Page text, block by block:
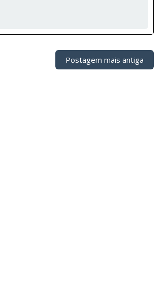
Postagem mais antiga